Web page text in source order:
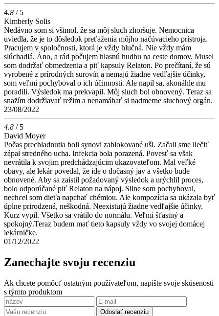
4.8 / 5
Kimberly Solis
Nedávno som si všimol, že sa môj sluch zhoršuje. Nemocnica
uviedla, že je to dôsledok preťaženia môjho načúvacieho prístroja.
Pracujem v spoločnosti, ktorá je vždy hlučná. Nie vždy mám
slúchadlá. Áno, a rád počujem hlasnú hudbu na ceste domov. Musel
som dodržať obmedzenia a piť kapsuly Relaton. Po prečítaní, že sú
vyrobené z prírodných surovín a nemajú žiadne vedľajšie účinky,
som veľmi pochyboval o ich účinnosti. Ale napil sa, akonáhle mu
poradili. Výsledok ma prekvapil. Môj sluch bol obnovený. Teraz sa
snažím dodržiavať režim a nenamáhať si nadmerne sluchový orgán.
23/08/2022
4.8 / 5
David Moyer
Počas prechladnutia boli synovi zablokované uši. Začali sme liečiť
zápal stredného ucha. Infekcia bola porazená. Povesť sa však
nevrátila k svojim predchádzajúcim ukazovateľom. Mal veľké
obavy, ale lekár povedal, že ide o dočasný jav a všetko bude
obnovené. Aby sa zaistil požadovaný výsledok a urýchlil proces,
bolo odporúčané piť Relaton na nápoj. Silne som pochyboval,
nechcel som dieťa napchať chémiou. Ale kompozícia sa ukázala byť
úplne prirodzená, neškodná. Neexistujú žiadne vedľajšie účinky.
Kurz vypil. Všetko sa vrátilo do normálu. Veľmi šťastný a
spokojný.Teraz budem mať tieto kapsuly vždy vo svojej domácej
lekárničke.
01/12/2022
Zanechajte svoju recenziu
Ak chcete pomôcť ostatným používateľom, napíšte svoje skúsenosti
s týmto produktom
Odoslať recenziu